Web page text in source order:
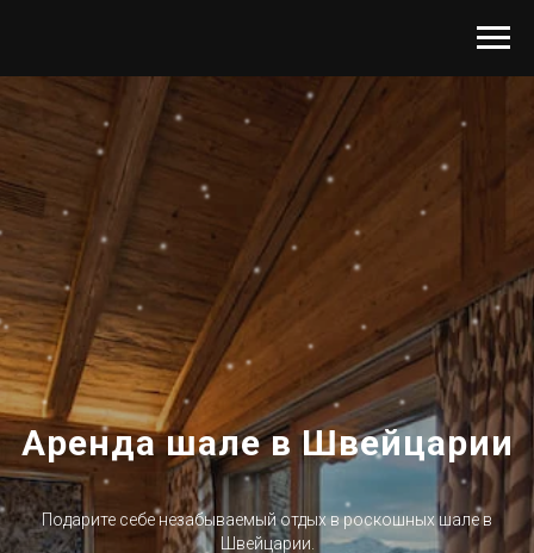
Аренда шале в Швейцарии
Подарите себе незабываемый отдых в роскошных шале в
Швейцарии.